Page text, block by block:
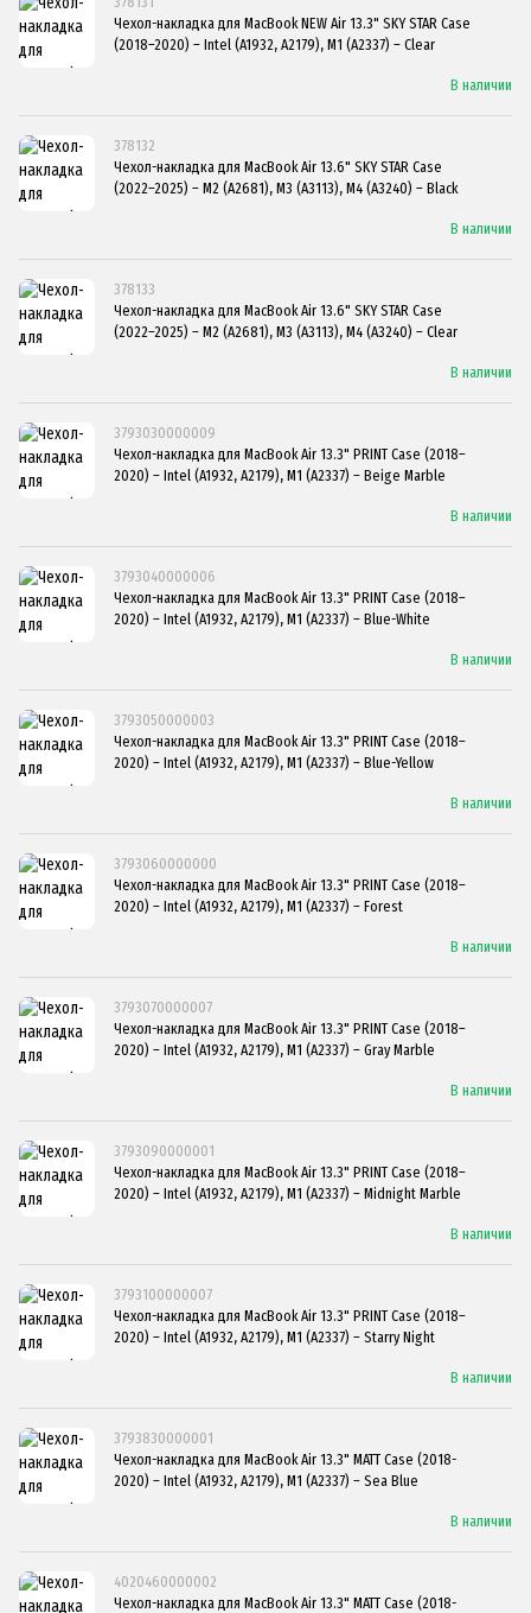
Чехол-накладка для MacBook NEW Air 13.3" SKY STAR Case
(2018–2020) – Intel (A1932, A2179), M1 (A2337) – Clear
В наличии
378132
Чехол-накладка для MacBook Air 13.6" SKY STAR Case
(2022–2025) – M2 (A2681), M3 (A3113), M4 (A3240) – Black
В наличии
378133
Чехол-накладка для MacBook Air 13.6" SKY STAR Case
(2022–2025) – M2 (A2681), M3 (A3113), M4 (A3240) – Clear
В наличии
3793030000009
Чехол-накладка для MacBook Air 13.3" PRINT Case (2018–
2020) – Intel (A1932, A2179), M1 (A2337) – Beige Marble
В наличии
3793040000006
Чехол-накладка для MacBook Air 13.3" PRINT Case (2018–
2020) – Intel (A1932, A2179), M1 (A2337) – Blue-White
В наличии
3793050000003
Чехол-накладка для MacBook Air 13.3" PRINT Case (2018–
2020) – Intel (A1932, A2179), M1 (A2337) – Blue-Yellow
В наличии
3793060000000
Чехол-накладка для MacBook Air 13.3" PRINT Case (2018–
2020) – Intel (A1932, A2179), M1 (A2337) – Forest
В наличии
3793070000007
Чехол-накладка для MacBook Air 13.3" PRINT Case (2018–
2020) – Intel (A1932, A2179), M1 (A2337) – Gray Marble
В наличии
3793090000001
Чехол-накладка для MacBook Air 13.3" PRINT Case (2018–
2020) – Intel (A1932, A2179), M1 (A2337) – Midnight Marble
В наличии
3793100000007
Чехол-накладка для MacBook Air 13.3" PRINT Case (2018–
2020) – Intel (A1932, A2179), M1 (A2337) – Starry Night
В наличии
3793830000001
Чехол-накладка для MacBook Air 13.3" MATT Case (2018-
2020) – Intel (A1932, A2179), M1 (A2337) – Sea Blue
В наличии
4020460000002
Чехол-накладка для MacBook Air 13.3" MATT Case (2018-